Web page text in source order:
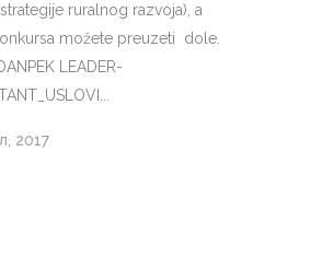
ruralnog razvoja), a
možete preuzeti dole.
LEADER-
2017